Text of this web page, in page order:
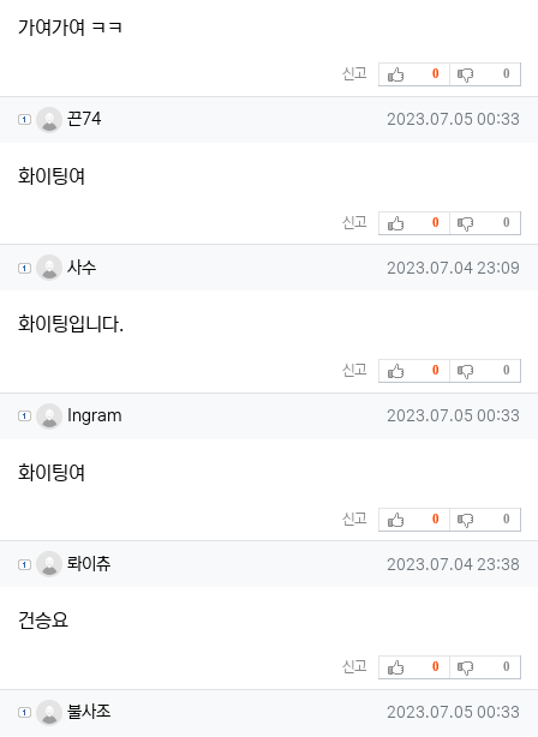
가여가여 ㅋㅋ
신고 추천
0 비추천
0
끈74님의 댓글
끈74 작성일
2023.07.05 00:33
화이팅여
신고 추천
0 비추천
0
사수님의 댓글
사수 작성일
2023.07.04 23:09
화이팅입니다.
신고 추천
0 비추천
0
Ingram님의 댓글
Ingram 작성일
2023.07.05 00:33
화이팅여
신고 추천
0 비추천
0
롸이츄님의 댓글
롸이츄 작성일
2023.07.04 23:38
건승요
신고 추천
0 비추천
0
불사조님의 댓글
불사조 작성일
2023.07.05 00:33